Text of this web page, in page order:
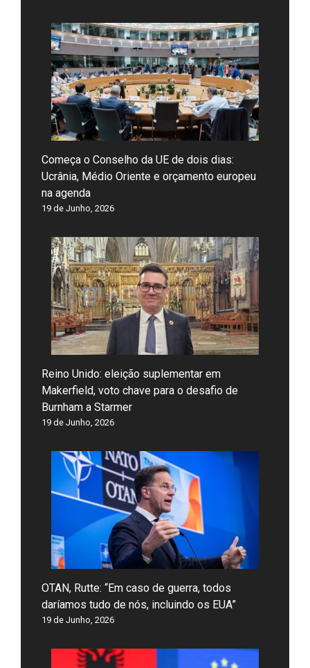
Começa o Conselho da UE de dois dias:
Ucrânia, Médio Oriente e orçamento europeu
na agenda
19 de Junho, 2026
Reino Unido: eleição suplementar em
Makerfield, voto chave para o desafio de
Burnham a Starmer
19 de Junho, 2026
OTAN, Rutte: “Em caso de guerra, todos
daríamos tudo de nós, incluindo os EUA”
19 de Junho, 2026